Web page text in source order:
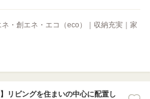
・創エネ・エコ（eco）｜収納充実｜家
リビングを住まいの中心に配置し